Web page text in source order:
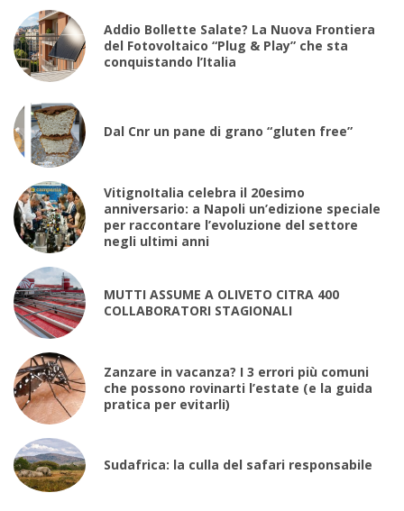
Addio Bollette Salate? La Nuova Frontiera
del Fotovoltaico “Plug & Play” che sta
conquistando l’Italia
Dal Cnr un pane di grano “gluten free”
VitignoItalia celebra il 20esimo
anniversario: a Napoli un’edizione speciale
per raccontare l’evoluzione del settore
negli ultimi anni
MUTTI ASSUME A OLIVETO CITRA 400
COLLABORATORI STAGIONALI
Zanzare in vacanza? I 3 errori più comuni
che possono rovinarti l’estate (e la guida
pratica per evitarli)
Sudafrica: la culla del safari responsabile